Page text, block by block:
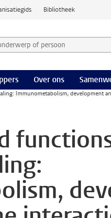
Bibliotheek
of persoon en
Over ons
Immunometabolism, development